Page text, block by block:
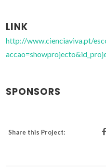
LINK
http://www.cienciaviva.pt/
SPONSORS
Share this Project: